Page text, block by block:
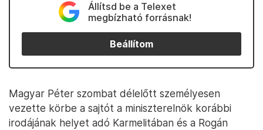
Állítsd be a Telexet
megbízható forrásnak!
Beállítom
Magyar Péter szombat délelőtt személyesen
vezette körbe a sajtót a miniszterelnök korábbi
irodájának helyet adó Karmelitában és a Rogán